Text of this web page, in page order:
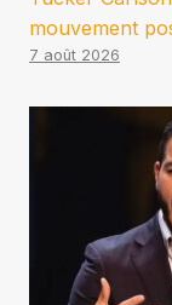
mouvement
7 août 2026